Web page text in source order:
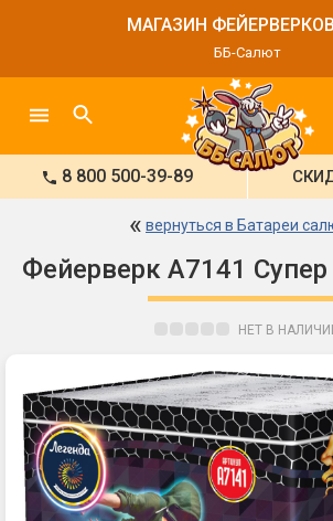
МАГАЗИН
ББ-Салют
8 800 500-39-89
« вернуться в Батареи
Фейерверк А7141 Супер
НЕТ В